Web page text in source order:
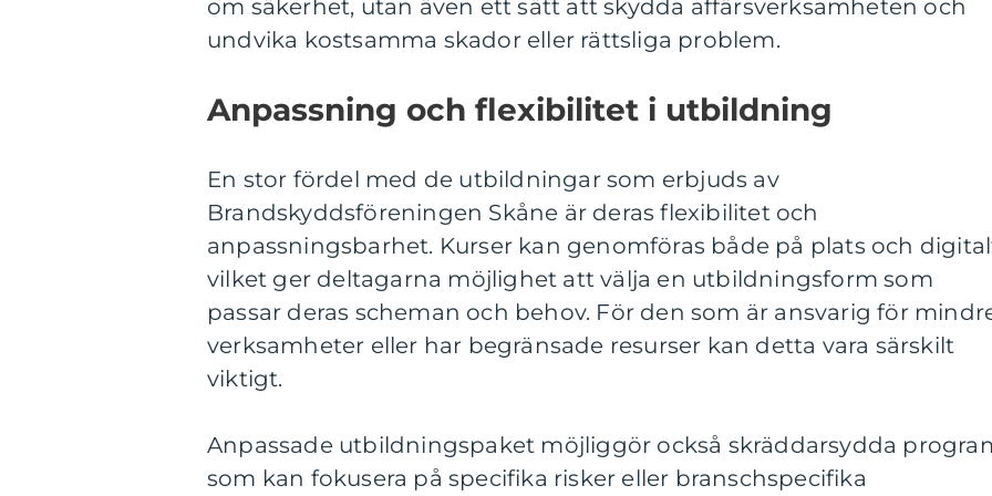
om säkerhet, utan även ett sätt att skydda affärsverksamheten och
undvika kostsamma skador eller rättsliga problem.
Anpassning och flexibilitet i utbildning
En stor fördel med de utbildningar som erbjuds av
Brandskyddsföreningen Skåne är deras flexibilitet och
anpassningsbarhet. Kurser kan genomföras både på plats och
vilket ger deltagarna möjlighet att välja en utbildningsform som
passar deras scheman och behov. För den som är ansvarig för
verksamheter eller har begränsade resurser kan detta vara särskilt
viktigt.
Anpassade utbildningspaket möjliggör också skräddarsydda
som kan fokusera på specifika risker eller branschspecifika